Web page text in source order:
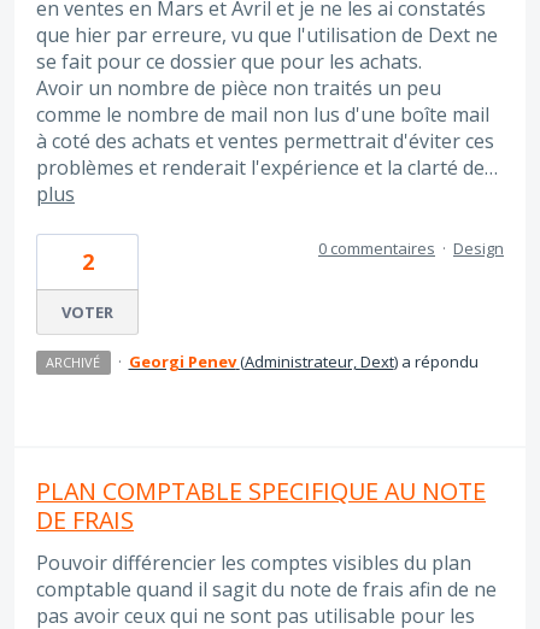
en ventes en Mars et Avril et je ne les ai constatés
que hier par erreure, vu que l'utilisation de Dext ne
se fait pour ce dossier que pour les achats.
Avoir un nombre de pièce non traités un peu
comme le nombre de mail non lus d'une boîte mail
à coté des achats et ventes permettrait d'éviter ces
problèmes et renderait l'expérience et la clarté de…
plus
2
VOTER
0 commentaires · Design
ARCHIVÉ · Georgi Penev(Administrateur, Dext)a répondu
PLAN COMPTABLE SPECIFIQUE AU NOTE
DE FRAIS
Pouvoir différencier les comptes visibles du plan
comptable quand il sagit du note de frais afin de ne
pas avoir ceux qui ne sont pas utilisable pour les